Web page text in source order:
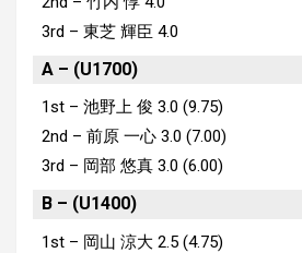
3rd – 東芝 輝臣 4.0
A – (U1700)
1st – 池野上 俊 3.0 (9.75)
2nd – 前原 一心 3.0 (7.00)
3rd – 岡部 悠真 3.0 (6.00)
B – (U1400)
1st – 岡山 涼大 2.5 (4.75)